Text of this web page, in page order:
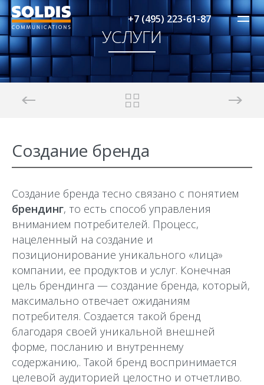
+7 (495) 223-61-87
УСЛУГИ
Создание бренда
Создание бренда тесно связано с понятием
брендинг, то есть способ управления
вниманием потребителей. Процесс,
нацеленный на создание и
позиционирование уникального «лица»
компании, ее продуктов и услуг. Конечная
цель брендинга — создание бренда, который,
максимально отвечает ожиданиям
потребителя. Создается такой бренд
благодаря своей уникальной внешней
форме, посланию и внутреннему
содержанию,. Такой бренд воспринимается
целевой аудиторией целостно и отчетливо.